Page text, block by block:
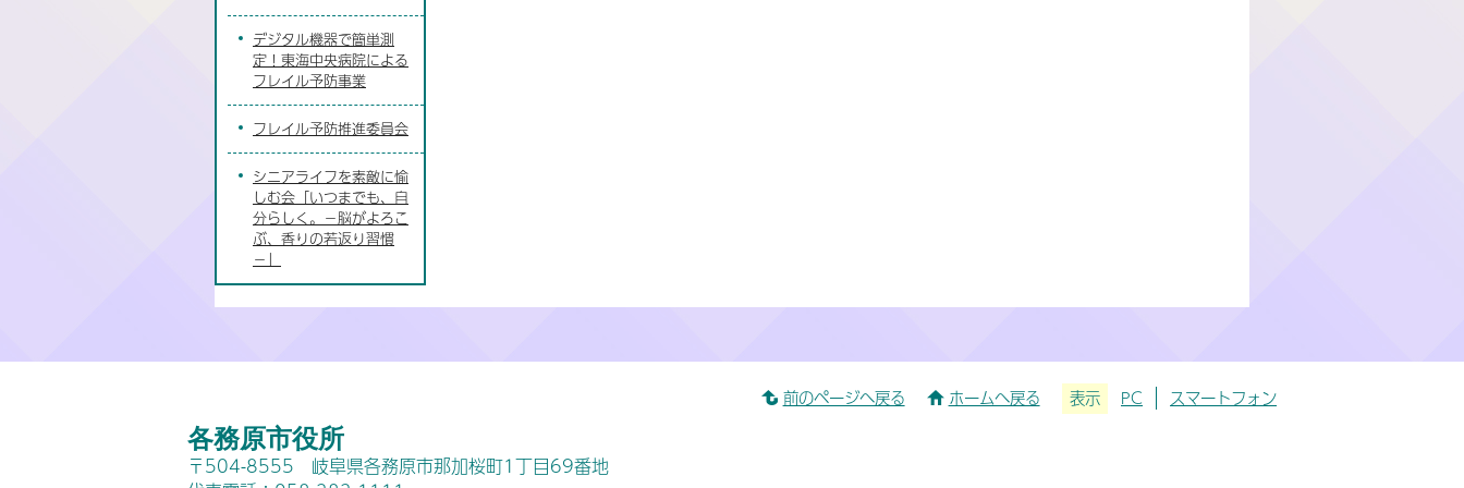
デジタル機器で簡単測
定！東海中央病院による
フレイル予防事業
フレイル予防推進委員会
シニアライフを素敵に愉
しむ会「いつまでも、自
分らしく。－脳がよろこ
ぶ、香りの若返り習慣
－」
前のページへ戻る ホームへ戻る 表示 PC スマートフォン
各務原市役所
〒504-8555 岐阜県各務原市那加桜町1丁目69番地